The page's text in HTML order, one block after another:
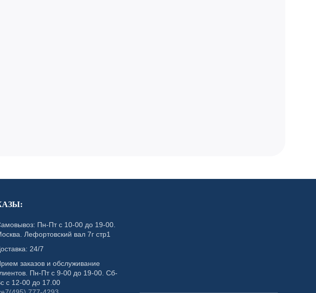
Пн-Пт с 10-00 до 19-00.
Лефортовский вал 7г стр1
24/7
заказов и обслуживание
Пн-Пт с 9-00 до 19-00. Сб-
с 12-00 до 17.00